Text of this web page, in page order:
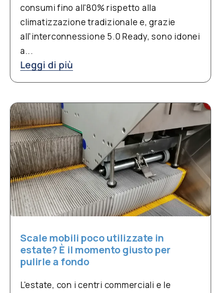
consumi fino all'80% rispetto alla
climatizzazione tradizionale e, grazie
all'interconnessione 5.0 Ready, sono idonei
a...
Leggi di più
Scale mobili poco utilizzate in
estate? È il momento giusto per
pulirle a fondo
L'estate, con i centri commerciali e le